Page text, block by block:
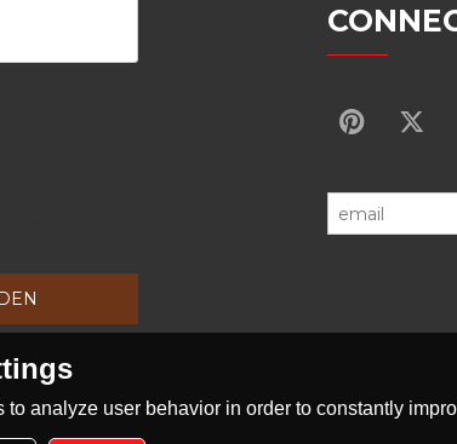
analyze user behavior in order to constantly